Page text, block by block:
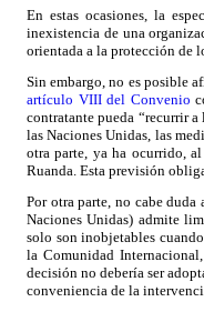
En estas ocasiones, la
inexistencia de una
orientada a la protección de
Sin embargo, no es posible
artículo VIII del Convenio
contratante pueda “recurrir
las Naciones Unidas, las
otra parte, ya ha ocurrido,
Ruanda. Esta previsión
Por otra parte, no cabe
Naciones Unidas) admite
solo son inobjetables
la Comunidad
decisión no debería ser
conveniencia de la